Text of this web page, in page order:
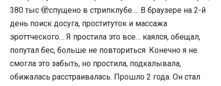
380 тыс 🫣спущено в стрипклубе…. В браузере на 2-й
день поиск досуга, проституток и массажа
эроттческого… Я простила это все… каялся, обещал,
попутал бес, больше не повториться. Конечно я не
смогла это забыть, но простила, подкалывала,
обижалась расстраивалась. Прошло 2 года. Он стал